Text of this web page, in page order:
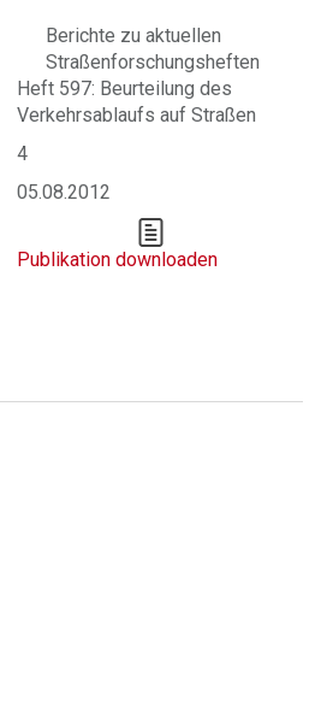
Berichte zu aktuellen
Straßenforschungsheften
Heft 597: Beurteilung des
Verkehrsablaufs auf Straßen
4
05.08.2012
Publikation downloaden